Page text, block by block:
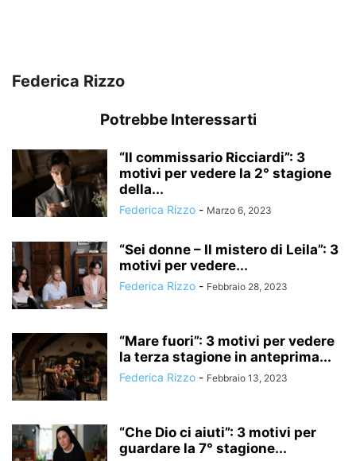
Federica Rizzo
Potrebbe Interessarti
“Il commissario Ricciardi”: 3
motivi per vedere la 2° stagione
della...
Federica Rizzo - Marzo 6, 2023
“Sei donne – Il mistero di Leila”: 3
motivi per vedere...
Federica Rizzo - Febbraio 28, 2023
“Mare fuori”: 3 motivi per vedere
la terza stagione in anteprima...
Federica Rizzo - Febbraio 13, 2023
“Che Dio ci aiuti”: 3 motivi per
guardare la 7° stagione...